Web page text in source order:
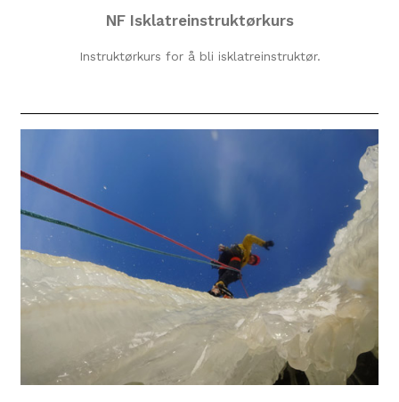
NF Isklatreinstruktørkurs
Instruktørkurs for å bli isklatreinstruktør.